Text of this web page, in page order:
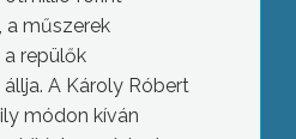
a műszerek
repülők
A Károly Róbert
módon kíván